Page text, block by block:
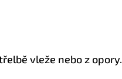
vleže nebo z opory.